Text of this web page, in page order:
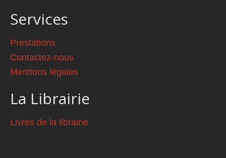
Services
Prestations
Contactez-nous
Mentions légales
La Librairie
Livres de la librairie